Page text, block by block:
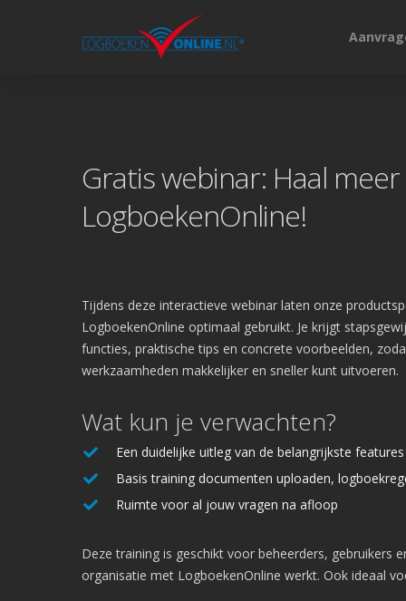
Hit enter to search or ESC to close
Gratis webinar: Haal
LogboekenOnline!
Tijdens deze interactieve webinar laten onze
LogboekenOnline optimaal gebruikt. Je krijgt
functies, praktische tips en concrete voorbeelden,
werkzaamheden makkelijker en sneller kunt uitvoeren.
Wat kun je verwachten?
Een duidelijke uitleg van de belangrijkste
Basis training documenten uploaden,
Ruimte voor al jouw vragen na afloop
Deze training is geschikt voor beheerders, gebruikers
organisatie met LogboekenOnline werkt. Ook ideaal